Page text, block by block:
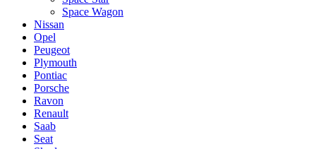
Space Wagon
Nissan
Opel
Peugeot
Plymouth
Pontiac
Porsche
Ravon
Renault
Saab
Seat